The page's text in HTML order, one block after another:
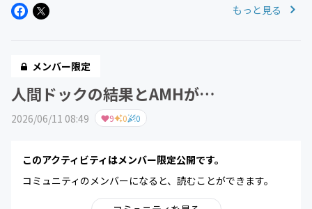
もっと見る
メンバー限定
人間ドックの結果とAMHが…
2026/06/11 08:49 9 0 0
このアクティビティはメンバー限定公開です。
コミュニティのメンバーになると、読むことができます。